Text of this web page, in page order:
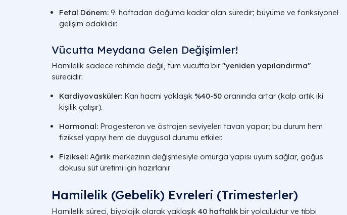
Fetal Dönem: 9. haftadan doğuma kadar olan süredir; büyüme ve fonksiyonel
gelişim odaklıdır.
Vücutta Meydana Gelen Değişimler!
Hamilelik sadece rahimde değil, tüm vücutta bir"yeniden yapılandırma"
sürecidir:
Kardiyovasküler: Kan hacmi yaklaşık %40-50 oranında artar (kalp artık iki
kişilik çalışır).
Hormonal: Progesteron ve östrojen seviyeleri tavan yapar; bu durum hem
fiziksel yapıyı hem de duygusal durumu etkiler.
Fiziksel: Ağırlık merkezinin değişmesiyle omurga yapısı uyum sağlar, göğüs
dokusu süt üretimi için hazırlanır.
Hamilelik (Gebelik) Evreleri (Trimesterler)
Hamilelik süreci, biyolojik olarak yaklaşık 40 haftalık bir yolculuktur ve tıbbi